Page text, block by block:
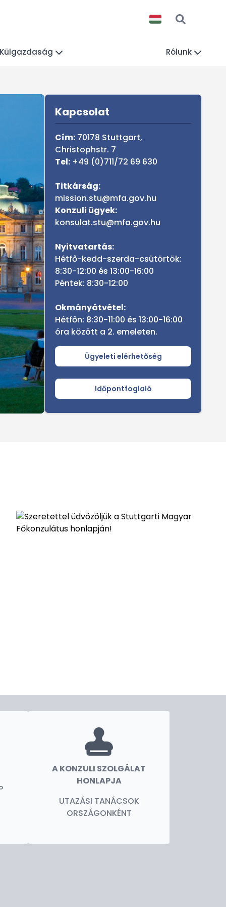
Külgazdaság Rólunk
Sidebar
Kapcsolat
Cím: 70178 Stuttgart,
Christophstr. 7
Tel: +49 (0)711/72 69 630
Titkárság:
mission.stu@mfa.gov.hu
Konzuli ügyek:
konsulat.stu@mfa.gov.hu
Nyitvatartás:
Hétfő-kedd-szerda-csütörtök:
8:30-12:00 és 13:00-16:00
Péntek: 8:30-12:00
Okmányátvétel:
Hétfőn: 8:30-11:00 és 13:00-16:00
óra között a 2. emeleten.
Ügyeleti elérhetőség
Időpontfoglaló
A KONZULI SZOLGÁLAT
HONLAPJA
UTAZÁSI TANÁCSOK
ORSZÁGONKÉNT